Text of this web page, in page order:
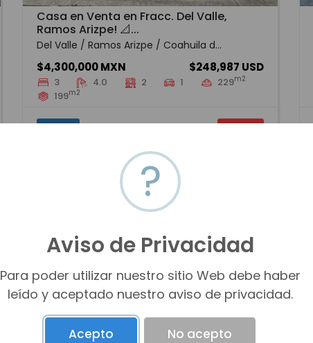
Casa en Venta en Fracc. Del Valle,
Ramos Arizpe! 📐...
Del Valle / Ramos Arizpe / Coahuila d...
$4,300,000 MXN $248,987 USD
3 4.0 2 1 229m2
199m2
?
Aviso de Privacidad
Para poder utilizar nuestro sitio Web debe haber
leído y aceptado nuestro aviso de privacidad.
Acepto No acepto